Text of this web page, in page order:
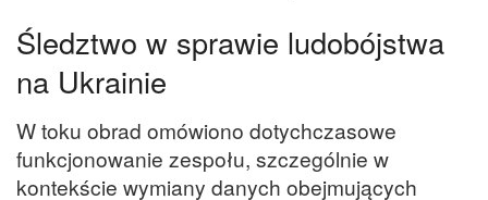
Śledztwo w sprawie ludobójstwa
na Ukrainie
W toku obrad omówiono dotychczasowe
funkcjonowanie zespołu, szczególnie w
kontekście wymiany danych obejmujących